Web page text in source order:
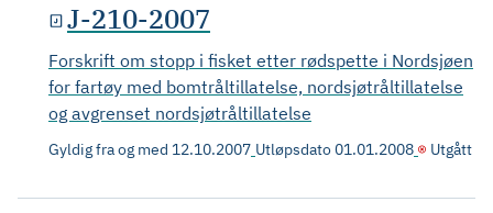
J-210-2007
Forskrift om stopp i fisket etter rødspette i Nordsjøen
for fartøy med bomtråltillatelse, nordsjøtråltillatelse
og avgrenset nordsjøtråltillatelse
Gyldig fra og med 12.10.2007 Utløpsdato01.01.2008 Utgått